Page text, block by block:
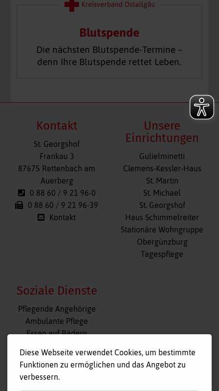
Blutspende
Die nächsten Blutspende-Termine –
denn Ihre Blutspende rettet Leben.
Kontakt
St. Georgshof
Frankau 3
87675 Rettenbach am
Auerberg
0 88 60 / 9 21 96-0
0 88 60 / 9 21 96-39
Kontakt
Unsere
Einrichtungen
Navigation
überspringen
Gulielminetti
Clemens-Kessler-Haus
St. Martin
St. Michael
St. Georgshof
Haus Schimmelreiter
Stationäre Wohngruppe
Obergünzburg
Tagespflege
Soziale Dienste
Navigation
überspringen
Pflegende Angehörige
Ambulante Pflege
Essen auf Rädern
Tagespflege
Hausnotruf
Diese Webseite verwendet Cookies, um bestimmte
Funktionen zu ermöglichen und das Angebot zu
verbessern.